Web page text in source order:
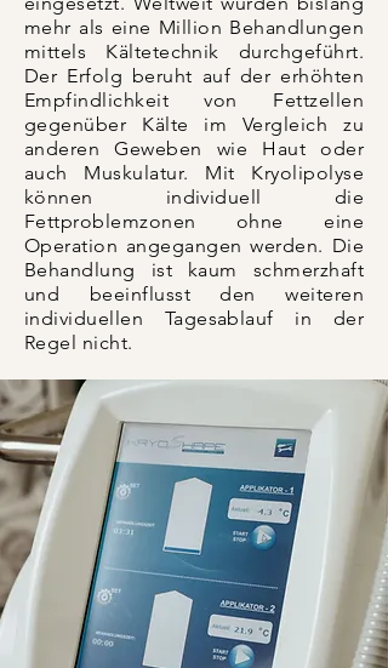
mehr als eine Million Behandlungen
mittels Kältetechnik durchgeführt.
Der Erfolg beruht auf der erhöhten
Empfindlichkeit von Fettzellen
gegenüber Kälte im Vergleich zu
anderen Geweben wie Haut oder
auch Muskulatur. Mit Kryolipolyse
können individuell die
Fettproblemzonen ohne eine
Operation angegangen werden. Die
Behandlung ist kaum schmerzhaft
und beeinflusst den weiteren
individuellen Tagesablauf in der
Regel nicht.